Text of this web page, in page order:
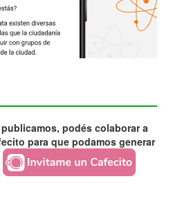
podés colaborar a
para que podamos generar